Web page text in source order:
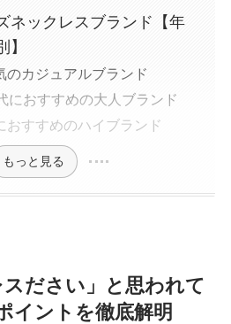
ネックレスブランド【年
のカジュアルブランド
におすすめの大人ブランド
おすすめのハイブランド
もっと見る
ださい」と思われて
イントを徹底解明